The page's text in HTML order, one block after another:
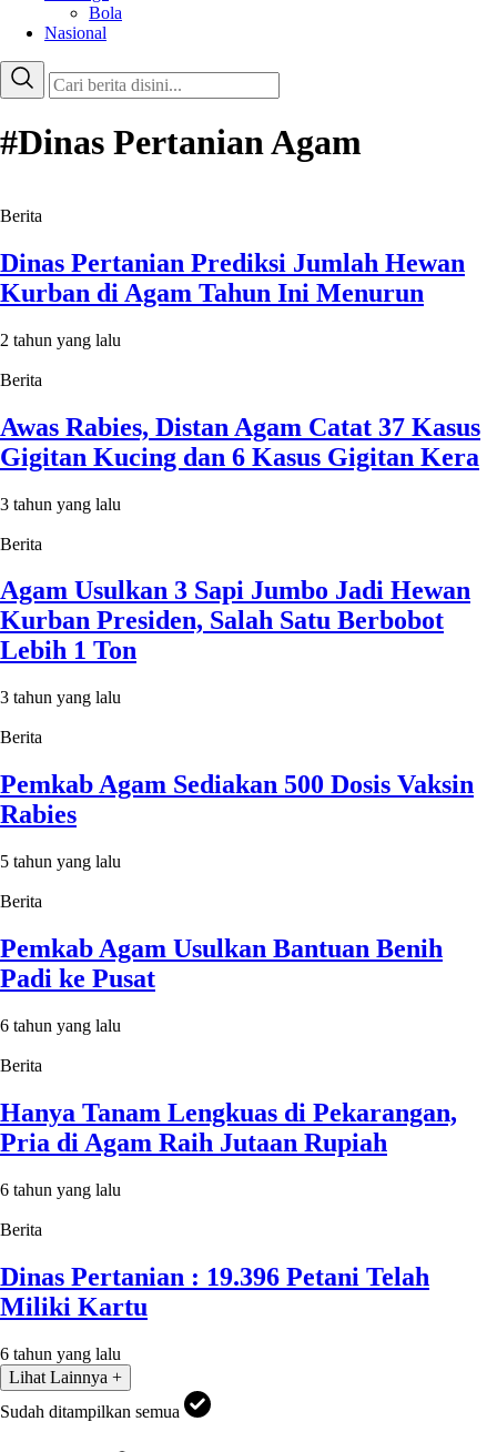
Bola
Nasional
#Dinas Pertanian Agam
Berita
Dinas Pertanian Prediksi Jumlah Hewan
Kurban di Agam Tahun Ini Menurun
2 tahun yang lalu
Berita
Awas Rabies, Distan Agam Catat 37 Kasus
Gigitan Kucing dan 6 Kasus Gigitan Kera
3 tahun yang lalu
Berita
Agam Usulkan 3 Sapi Jumbo Jadi Hewan
Kurban Presiden, Salah Satu Berbobot
Lebih 1 Ton
3 tahun yang lalu
Berita
Pemkab Agam Sediakan 500 Dosis Vaksin
Rabies
5 tahun yang lalu
Berita
Pemkab Agam Usulkan Bantuan Benih
Padi ke Pusat
6 tahun yang lalu
Berita
Hanya Tanam Lengkuas di Pekarangan,
Pria di Agam Raih Jutaan Rupiah
6 tahun yang lalu
Berita
Dinas Pertanian : 19.396 Petani Telah
Miliki Kartu
6 tahun yang lalu
Lihat Lainnya +
Sudah ditampilkan semua